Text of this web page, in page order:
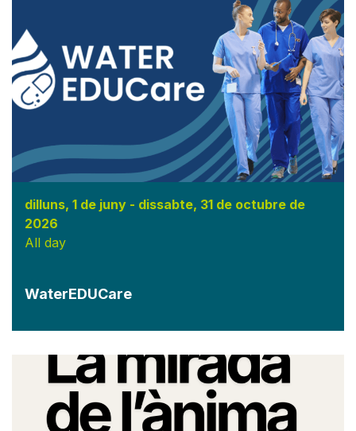
dilluns, 1 de juny - dissabte, 31 de octubre de
2026
All day
WaterEDUCare